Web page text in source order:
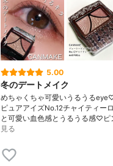
5.00
冬のデートメイク
めちゃくちゃ可愛いうるうる
ピュアアイズNo.12チャイティー
と可愛い血色感とうるうる感♡
見る